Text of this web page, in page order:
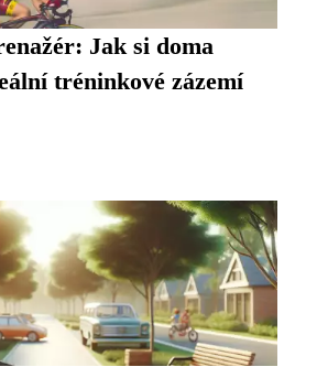
Jak si doma
tréninkové zázemí